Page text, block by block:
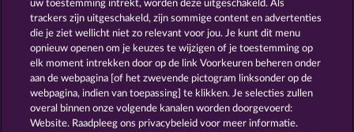
BLACK BEAUTY DUCK SHOOTER
Algemene voorwaarden Privacyverklaring
uw toestemming intrekt, worden deze uitgeschakeld. Als
trackers zijn uitgeschakeld, zijn sommige content en advertenties
die je ziet wellicht niet zo relevant voor jou. Je kunt dit menu
opnieuw openen om je keuzes te wijzigen of je toestemming op
elk moment intrekken door op de link Voorkeuren beheren onder
aan de webpagina [of het zwevende pictogram linksonder op de
webpagina, indien van toepassing] te klikken. Je selecties zullen
overal binnen onze volgende kanalen worden doorgevoerd:
Website. Raadpleeg ons privacybeleid voor meer informatie.